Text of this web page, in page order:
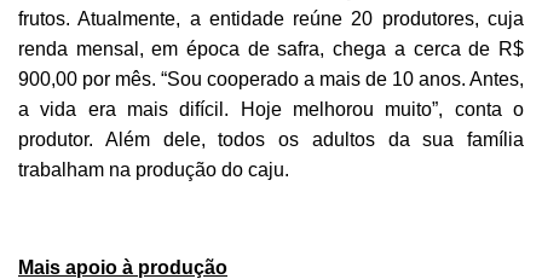
frutos. Atualmente, a entidade reúne 20 produtores, cuja
renda mensal, em época de safra, chega a cerca de R$
900,00 por mês. “Sou cooperado a mais de 10 anos. Antes,
a vida era mais difícil. Hoje melhorou muito”, conta o
produtor. Além dele, todos os adultos da sua família
trabalham na produção do caju.
Mais apoio à produção